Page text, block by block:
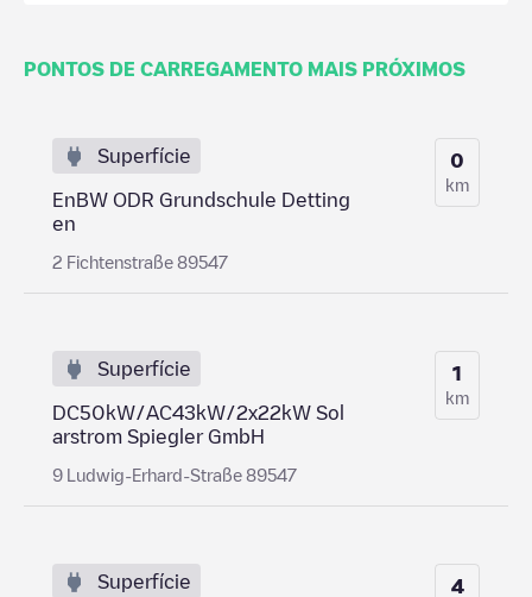
PONTOS DE CARREGAMENTO MAIS PRÓXIMOS
Superfície
EnBW ODR Grundschule Detting
en
2 Fichtenstraße 89547
0
km
Superfície
DC50kW/AC43kW/2x22kW Sol
arstrom Spiegler GmbH
9 Ludwig-Erhard-Straße 89547
1
km
Superfície 4